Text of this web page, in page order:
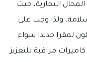
التجارية، حيث
ولذا وجب على
لمقرا جديدا سواء
مراقبة للتعزيز